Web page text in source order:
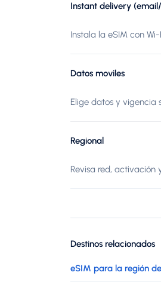
Instant delivery
Instala la eSIM con
Datos moviles
Elige datos y vigencia
Regional
Revisa red, activación
Destinos relacionados
eSIM para la región